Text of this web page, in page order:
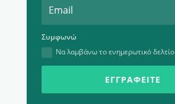
Συμφωνώ
Να λαμβάνω το ενημερωτικό δελτίο
ΕΓΓΡΑΦΕΊΤΕ